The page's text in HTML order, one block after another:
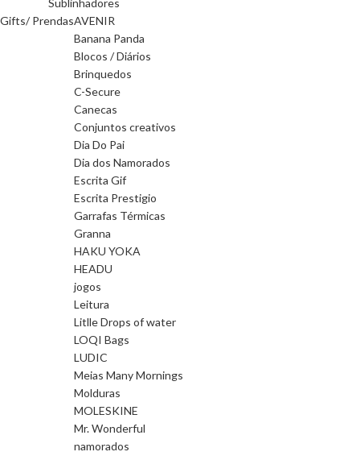
Sublinhadores
Gifts/ PrendasAVENIR
Banana Panda
Blocos / Diários
Brinquedos
C-Secure
Canecas
Conjuntos creativos
Dia Do Pai
Dia dos Namorados
Escrita Gif
Escrita Prestigio
Garrafas Térmicas
Granna
HAKU YOKA
HEADU
jogos
Leitura
Litlle Drops of water
LOQI Bags
LUDIC
Meias Many Mornings
Molduras
MOLESKINE
Mr. Wonderful
namorados